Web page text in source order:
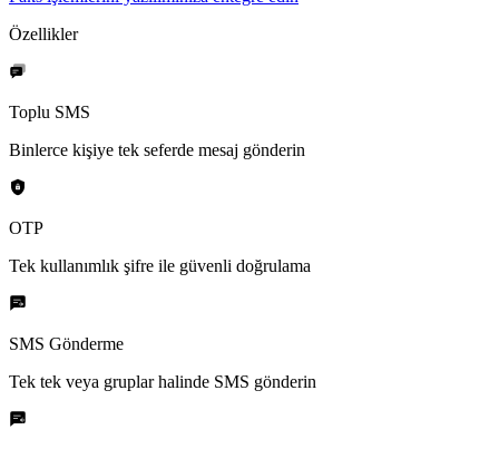
Özellikler
Toplu SMS
Binlerce kişiye tek seferde mesaj gönderin
OTP
Tek kullanımlık şifre ile güvenli doğrulama
SMS Gönderme
Tek tek veya gruplar halinde SMS gönderin